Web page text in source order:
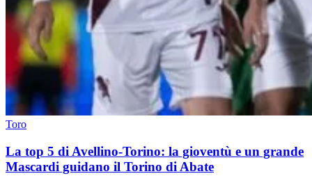
Toro
La top 5 di Avellino-Torino: la gioventù e un grande
Mascardi guidano il Torino di Abate